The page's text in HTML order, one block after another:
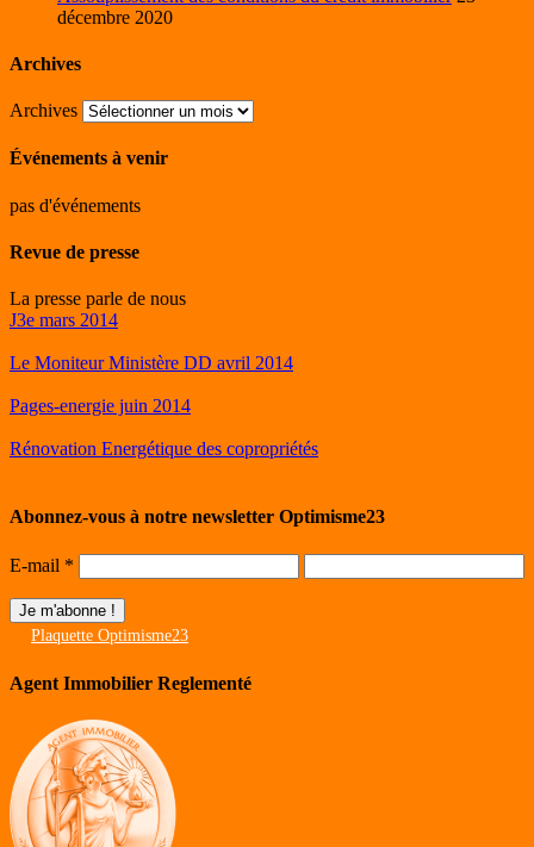
décembre 2020
Archives
Archives
Événements à venir
pas d'événements
Revue de presse
La presse parle de nous
J3e mars 2014
Le Moniteur Ministère DD avril 2014
Pages-energie juin 2014
Rénovation Energétique des copropriétés
Abonnez-vous à notre newsletter Optimisme23
E-mail *
Plaquette Optimisme23
Agent Immobilier Reglementé